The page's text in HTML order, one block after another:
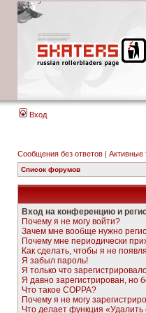
Вход
Сообщения без ответов | Активные
Список форумов
Вход на конференцию и
Почему я не могу войти?
Зачем мне вообще нужно
Почему мне периодически
Как сделать, чтобы я не
Я забыл пароль!
Я только что
Я давно зарегистрирован, но
Что такое COPPA?
Почему я не могу
Что делает функция